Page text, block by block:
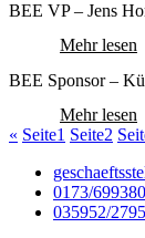
BEE VP – Jens
Mehr lesen
BEE Sponsor –
Mehr lesen
« Seite1 Seite2
0173/
035952/